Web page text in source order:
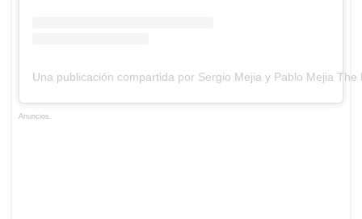
Una publicación compartida por Sergio Mejia y Pablo Mejia
Anuncios.